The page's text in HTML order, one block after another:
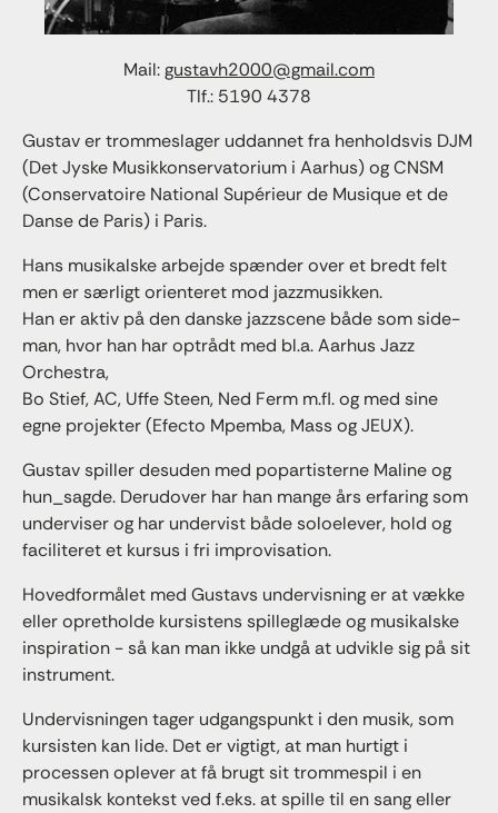
Mail:gustavh2000@gmail.com
Tlf.: 5190 4378
Gustav er trommeslager uddannet fra henholdsvis DJM
(Det Jyske Musikkonservatorium i Aarhus) og CNSM
(Conservatoire National Supérieur de Musique et de
Danse de Paris) i Paris.
Hans musikalske arbejde spænder over et bredt felt
men er særligt orienteret mod jazzmusikken.
Han er aktiv på den danske jazzscene både som side-
man, hvor han har optrådt med bl.a. Aarhus Jazz
Orchestra,
Bo Stief, AC, Uffe Steen, Ned Ferm m.fl. og med sine
egne projekter (Efecto Mpemba, Mass og JEUX).
Gustav spiller desuden med popartisterne Maline og
hun_sagde. Derudover har han mange års erfaring som
underviser og har undervist både soloelever, hold og
faciliteret et kursus i fri improvisation.
Hovedformålet med Gustavs undervisning er at vække
eller opretholde kursistens spilleglæde og musikalske
inspiration - så kan man ikke undgå at udvikle sig på sit
instrument.
Undervisningen tager udgangspunkt i den musik, som
kursisten kan lide. Det er vigtigt, at man hurtigt i
processen oplever at få brugt sit trommespil i en
musikalsk kontekst ved f.eks. at spille til en sang eller